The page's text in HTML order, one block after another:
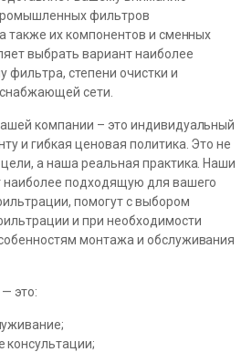
фильтров
также их компонентов и сменных
выбрать вариант наиболее
фильтра, степени очистки и
сети.
компании – это индивидуальный
и гибкая ценовая политика. Это не
а наша реальная практика. Наши
наиболее подходящую для вашего
помогут с выбором
и при необходимости
монтажа и обслуживания
это:
консультации;